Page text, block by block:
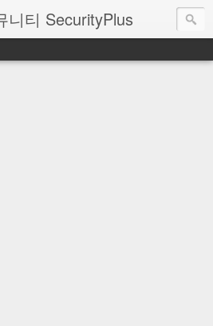
니티 SecurityPlus